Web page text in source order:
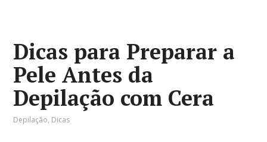
Dicas para Preparar a
Pele Antes da
Depilação com Cera
Depilação, Dicas